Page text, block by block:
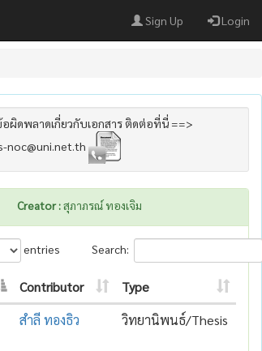
Sign Up Login
อผิดพลาดเกี่ยวกับเอกสาร ติดต่อที่นี่ ==>
noc@uni.net.th
Creator :สุภาภรณ์ ทองเจิม
entries Search:
Contributor
Type
สำลี ทองธิว วิทยานิพนธ์/Thesis